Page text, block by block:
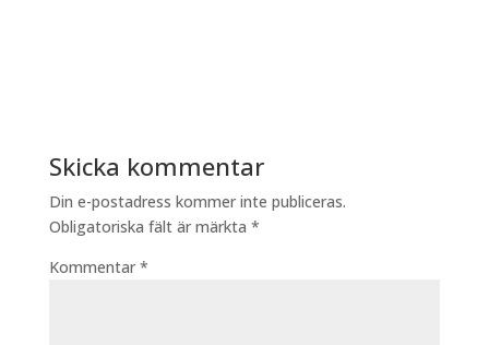
Skicka kommentar
Din e-postadress kommer inte publiceras.
Obligatoriska fält är märkta *
Kommentar *